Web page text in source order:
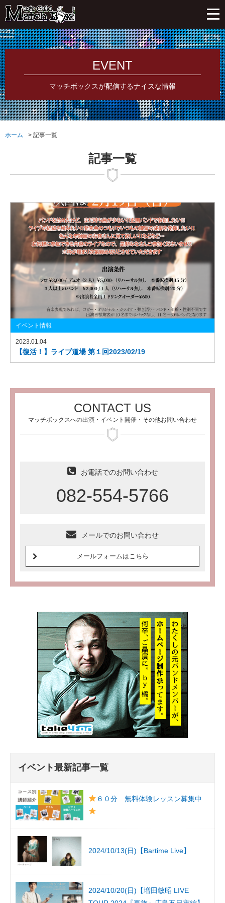
EVENT
マッチボックスが配信するナイスな情報
ホーム 記事一覧
記事一覧
イベント情報
2023.01.04
【復活！】ライブ道場 第１回2023/02/19
CONTACT US
マッチボックスへの出演・イベント開催・その他お問い合わせ
お電話でのお問い合わせ
082-554-5766
メールでのお問い合わせ
メールフォームはこちら
イベント最新記事一覧
６０分 無料体験レッスン募集中
2024/10/13(日)【Bartime Live】
2024/10/20(日)【増田敏昭 LIVE